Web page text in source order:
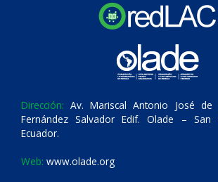
Dirección: Av. Mariscal Antonio José de
Fernández Salvador Edif. Olade –
Ecuador.
Web: www.olade.org